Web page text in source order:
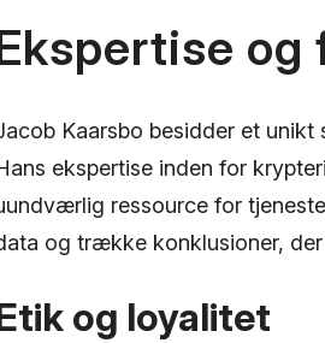
Kaarsbo besidder et
ekspertise inden for
ressource for
og trække konklusioner,
og loyalitet